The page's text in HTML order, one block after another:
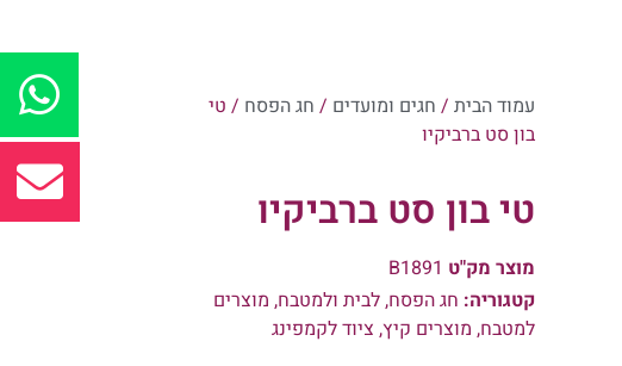
עמוד הבית / חגים ומועדים / חג הפסח / טי
בון סט ברביקיו
טי בון סט ברביקיו
מוצר מק"ט B1891
קטגוריה: חג הפסח,לבית ולמטבח, מוצרים
למטבח, מוצרים קיץ, ציוד לקמפינג